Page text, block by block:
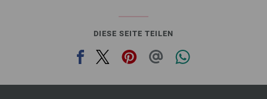
DIESE SEITE TEILEN